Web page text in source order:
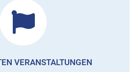
VERANSTALTUNGEN